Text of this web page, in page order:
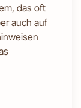
das oft
auch auf